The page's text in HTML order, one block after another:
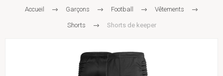
Accueil Garçons Football Vêtements
Shorts Shorts de keeper